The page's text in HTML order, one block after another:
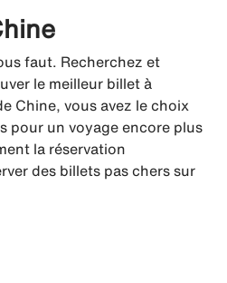
faut. Recherchez et
le meilleur billet à
Chine, vous avez le choix
pour un voyage encore plus
la réservation
des billets pas chers sur